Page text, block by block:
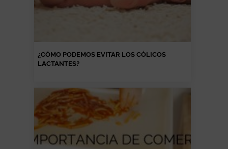
¿CÓMO PODEMOS EVITAR LOS CÓLICOS
LACTANTES?